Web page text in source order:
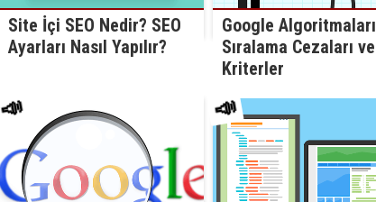
Site İçi SEO Nedir? SEO
Ayarları Nasıl Yapılır?
Google Algoritmaları
Sıralama Cezaları ve
Kriterler
📣 📣